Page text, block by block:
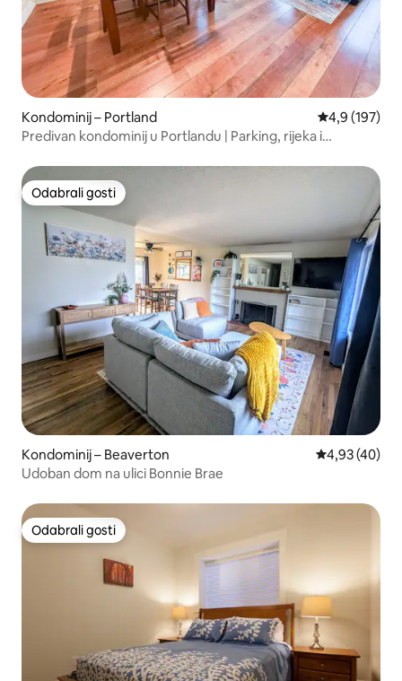
Kondominij – Portland Prosječna
4,9 (197)
Predivan kondominij u Portlandu | Parking, rijeka i
Odabrali gosti
Odabrali gosti
Kondominij – Beaverton Prosječna
4,93 (40)
Udoban dom na ulici Bonnie Brae
Odabrali gosti
Odabrali gosti